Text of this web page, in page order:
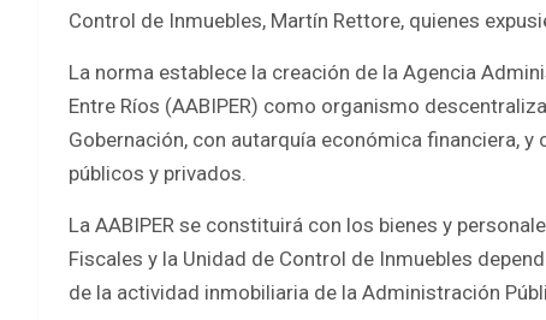
Control de Inmuebles, Martín Rettore, quienes
La norma establece la creación de la Agencia
Entre Ríos (AABIPER) como organismo
Gobernación, con autarquía económica financiera,
públicos y privados.
La AABIPER se constituirá con los bienes y
Fiscales y la Unidad de Control de Inmuebles
de la actividad inmobiliaria de la Administración